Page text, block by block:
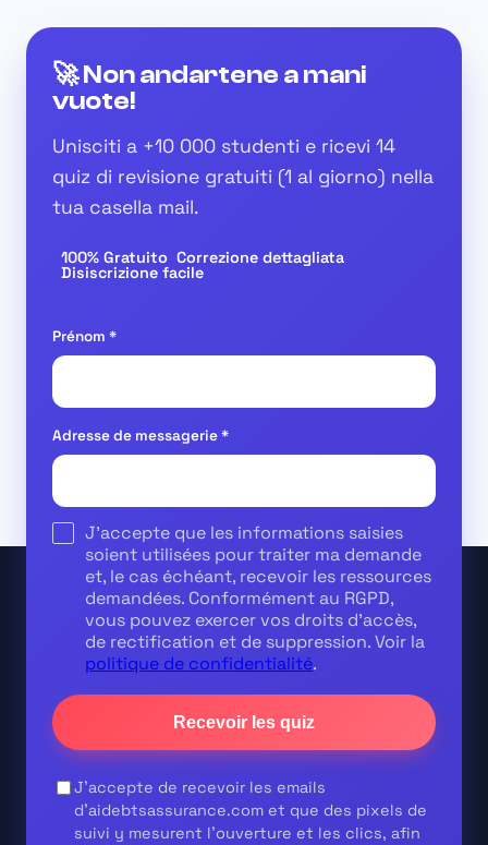
🚀 Non andartene a mani
vuote!
Unisciti a +10 000 studenti e ricevi 14
quiz di revisione gratuiti (1 al giorno) nella
tua casella mail.
100% Gratuito Correzione dettagliata
Disiscrizione facile
Prénom *
Adresse de messagerie*
J'accepte que les informations saisies
soient utilisées pour traiter ma demande
et, le cas échéant, recevoir les ressources
demandées. Conformément au RGPD,
vous pouvez exercer vos droits d'accès,
de rectification et de suppression. Voir la
politique de confidentialité.
Recevoir les quiz
J'accepte de recevoir les emails
d'aidebtsassurance.com et que des pixels de
suivi y mesurent l'ouverture et les clics, afin